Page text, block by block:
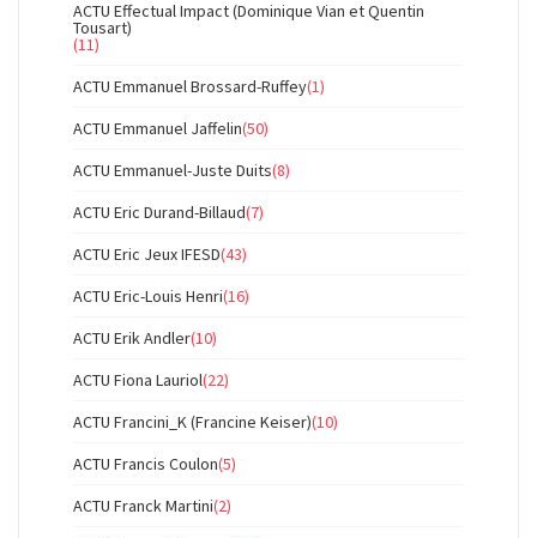
ACTU Effectual Impact (Dominique Vian et Quentin
Tousart)
(11)
ACTU Emmanuel Brossard-Ruffey(1)
ACTU Emmanuel Jaffelin(50)
ACTU Emmanuel-Juste Duits(8)
ACTU Eric Durand-Billaud(7)
ACTU Eric Jeux IFESD(43)
ACTU Eric-Louis Henri(16)
ACTU Erik Andler(10)
ACTU Fiona Lauriol(22)
ACTU Francini_K (Francine Keiser)(10)
ACTU Francis Coulon(5)
ACTU Franck Martini(2)